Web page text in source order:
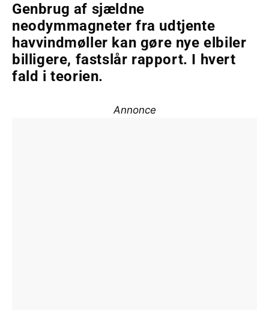
Genbrug af sjældne
neodymmagneter fra udtjente
havvindmøller kan gøre nye elbiler
billigere, fastslår rapport. I hvert
fald i teorien.
Annonce